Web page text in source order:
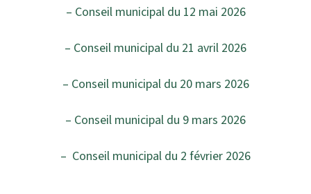
– Conseil municipal du 12 mai 2026
– Conseil municipal du 21 avril 2026
– Conseil municipal du 20 mars 2026
– Conseil municipal du 9 mars 2026
– Conseil municipal du 2 février 2026